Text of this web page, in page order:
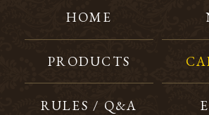
HOME
PRODUCTS
RULES / Q&A